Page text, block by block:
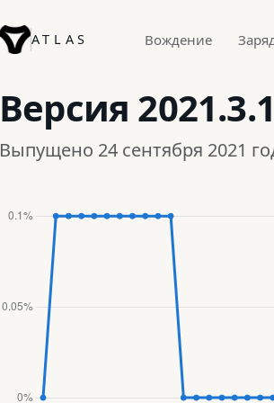
ATLAS Вождение
Версия
Выпущено 24 сентября 2021